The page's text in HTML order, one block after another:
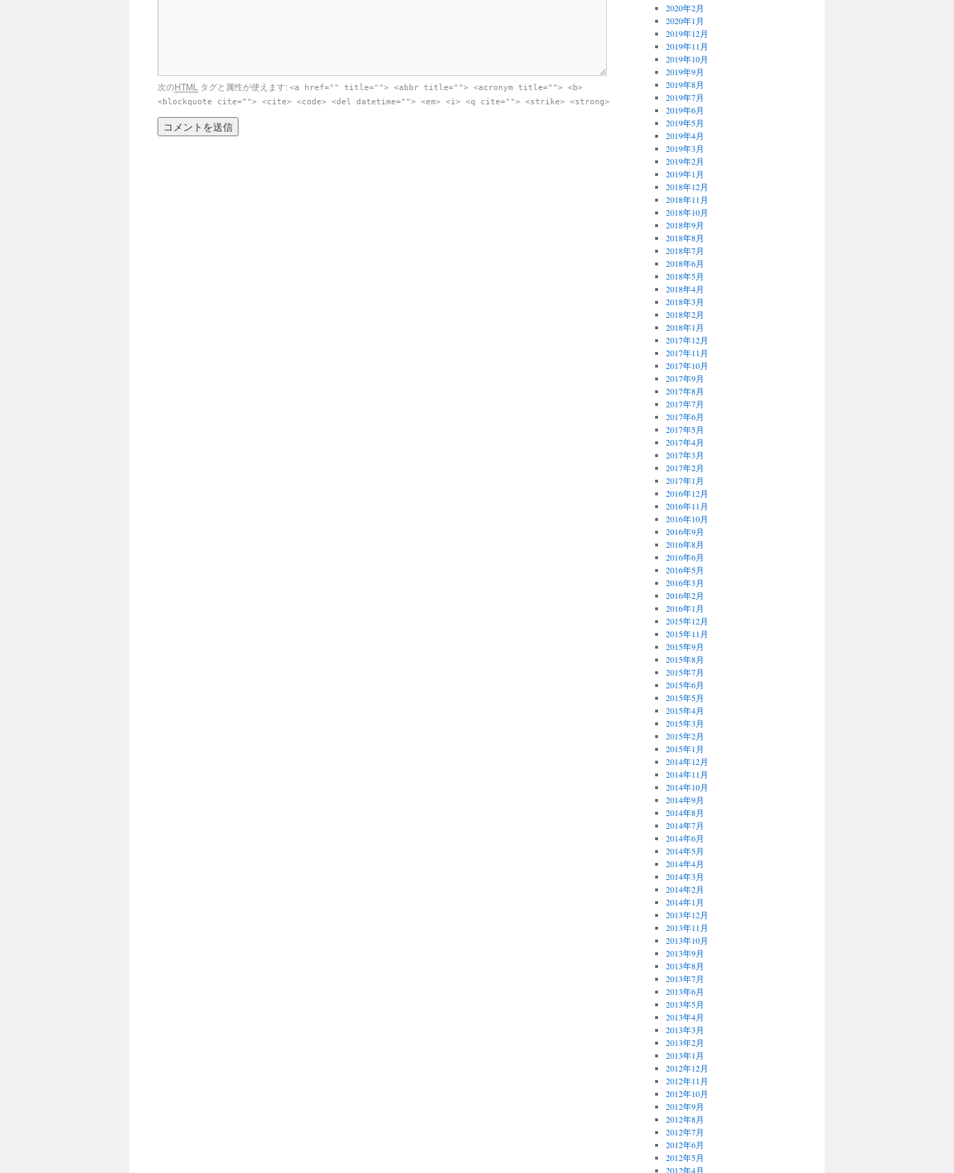
次のHTML タグと属性が使えます: <a href="" title=""> <abbr title=""> <acronym title=""> <b>
<blockquote cite=""> <cite> <code> <del datetime=""> <em> <i> <q cite=""> <strike> <strong>
2020年2月
2020年1月
2019年12月
2019年11月
2019年10月
2019年9月
2019年8月
2019年7月
2019年6月
2019年5月
2019年4月
2019年3月
2019年2月
2019年1月
2018年12月
2018年11月
2018年10月
2018年9月
2018年8月
2018年7月
2018年6月
2018年5月
2018年4月
2018年3月
2018年2月
2018年1月
2017年12月
2017年11月
2017年10月
2017年9月
2017年8月
2017年7月
2017年6月
2017年5月
2017年4月
2017年3月
2017年2月
2017年1月
2016年12月
2016年11月
2016年10月
2016年9月
2016年8月
2016年6月
2016年5月
2016年3月
2016年2月
2016年1月
2015年12月
2015年11月
2015年9月
2015年8月
2015年7月
2015年6月
2015年5月
2015年4月
2015年3月
2015年2月
2015年1月
2014年12月
2014年11月
2014年10月
2014年9月
2014年8月
2014年7月
2014年6月
2014年5月
2014年4月
2014年3月
2014年2月
2014年1月
2013年12月
2013年11月
2013年10月
2013年9月
2013年8月
2013年7月
2013年6月
2013年5月
2013年4月
2013年3月
2013年2月
2013年1月
2012年12月
2012年11月
2012年10月
2012年9月
2012年8月
2012年7月
2012年6月
2012年5月
2012年4月